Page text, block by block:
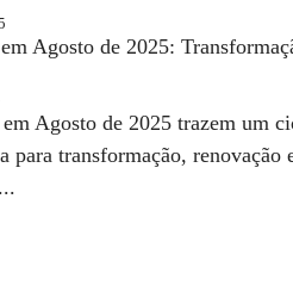
Agosto de 2025:
Agosto de 2025 trazem um
para transformação, renovação